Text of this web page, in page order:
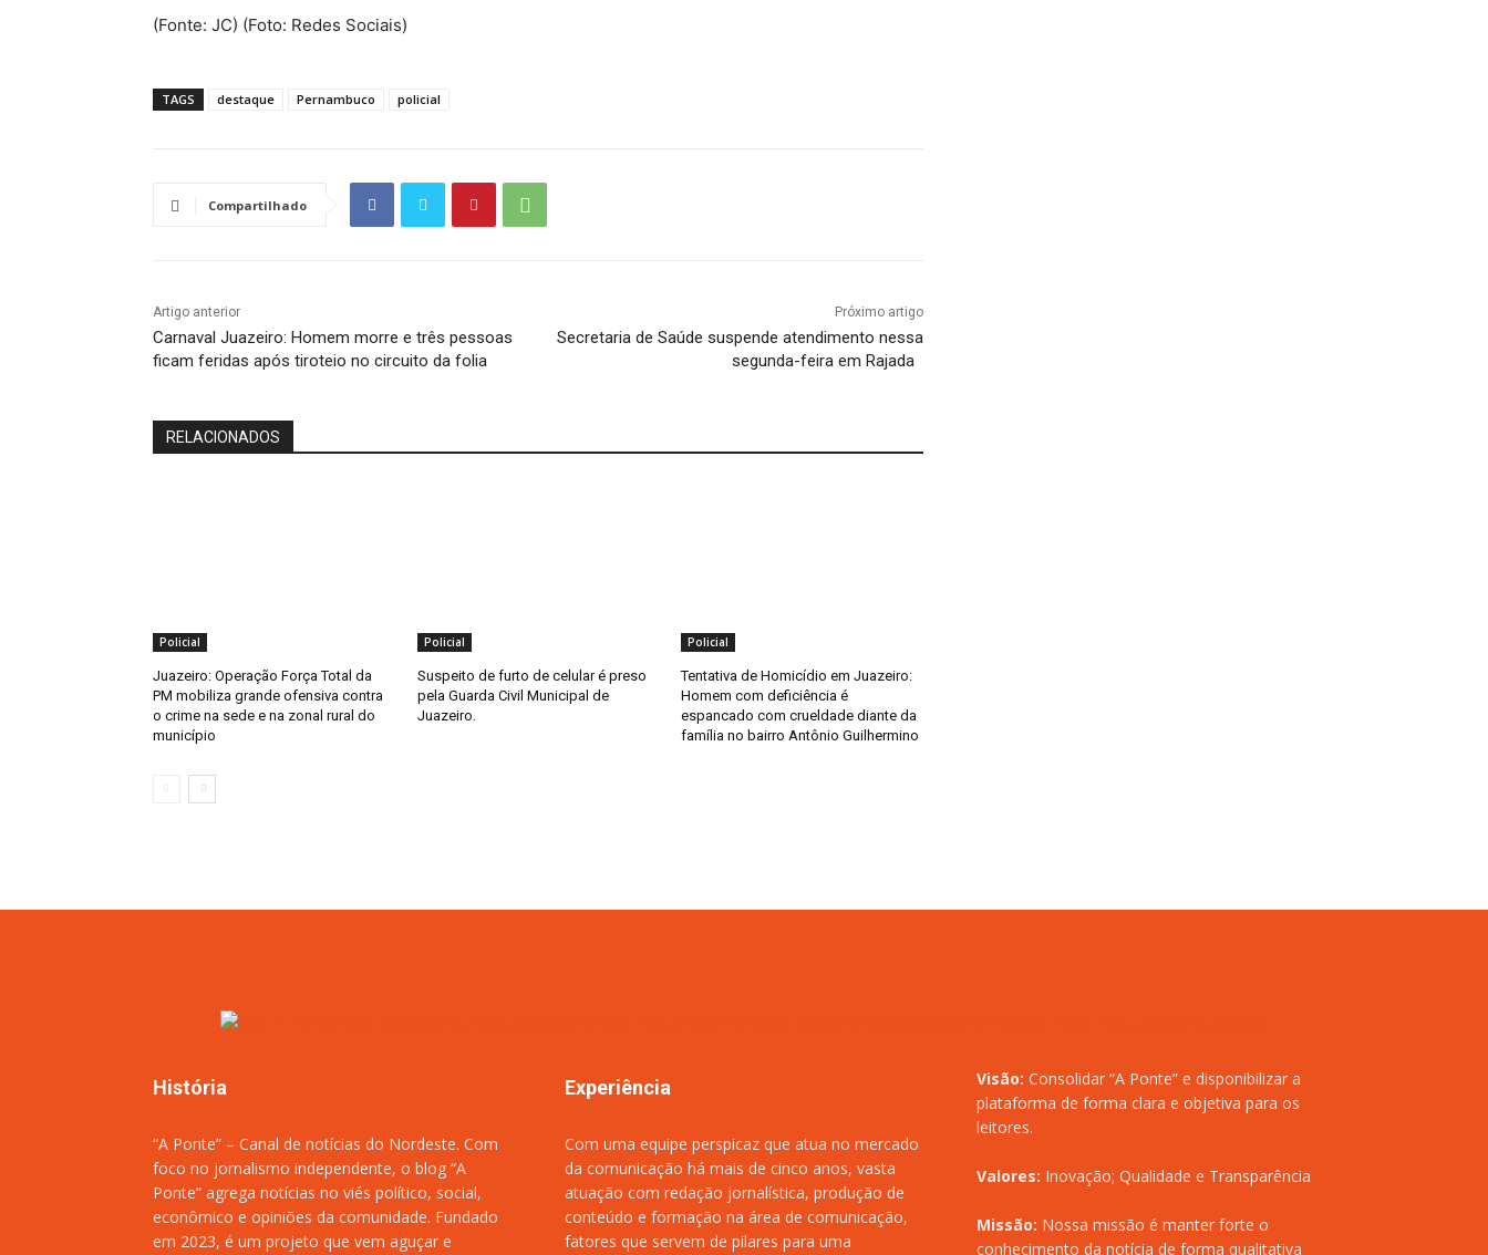
(Fonte: JC) (Foto: Redes Sociais)
TAGS destaque Pernambuco policial
Compartilhado
Artigo anterior
Carnaval Juazeiro: Homem morre e três pessoas
ficam feridas após tiroteio no circuito da folia
Próximo artigo
Secretaria de Saúde suspende atendimento nessa
segunda-feira em Rajada
RELACIONADOS
Policial
Juazeiro: Operação Força Total da
PM mobiliza grande ofensiva contra
o crime na sede e na zonal rural do
município
Policial
Suspeito de furto de celular é preso
pela Guarda Civil Municipal de
Juazeiro.
Policial
Tentativa de Homicídio em Juazeiro:
Homem com deficiência é
espancado com crueldade diante da
família no bairro Antônio Guilhermino
História
“A Ponte” – Canal de notícias do Nordeste. Com
foco no jornalismo independente, o blog “A
Ponte” agrega notícias no viés político, social,
econômico e opiniões da comunidade. Fundado
em 2023, é um projeto que vem aguçar e
Experiência
Com uma equipe perspicaz que atua no mercado
da comunicação há mais de cinco anos, vasta
atuação com redação jornalística, produção de
conteúdo e formação na área de comunicação,
fatores que servem de pilares para uma
Visão: Consolidar “A Ponte” e disponibilizar a
plataforma de forma clara e objetiva para os
leitores.
Valores: Inovação; Qualidade e Transparência
Missão: Nossa missão é manter forte o
conhecimento da notícia de forma qualitativa